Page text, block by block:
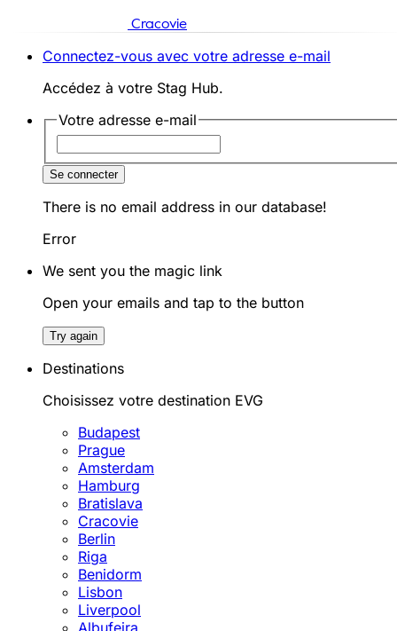
Cracovie
Connectez-vous avec votre adresse e-mail
Accédez à votre Stag Hub.
Votre adresse e-mail
Se connecter
There is no email address in our database!
Error
We sent you the magic link
Open your emails and tap to the button
Try again
Destinations
Choisissez votre destination EVG
Budapest
Prague
Amsterdam
Hamburg
Bratislava
Cracovie
Berlin
Riga
Benidorm
Lisbon
Liverpool
Albufeira